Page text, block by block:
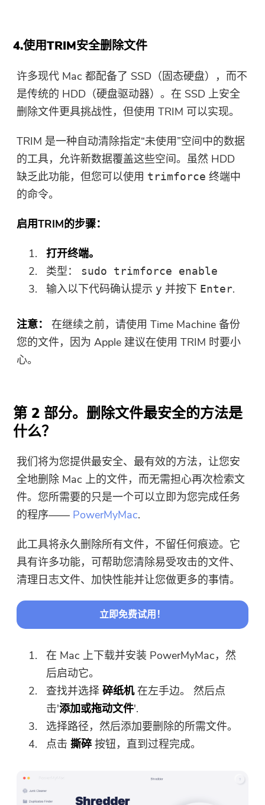
4.使用TRIM安全删除文件
许多现代 Mac 都配备了 SSD（固态硬盘），而不
是传统的 HDD（硬盘驱动器）。在 SSD 上安全
删除文件更具挑战性，但使用 TRIM 可以实现。
TRIM 是一种自动清除指定“未使用”空间中的数据
的工具，允许新数据覆盖这些空间。虽然 HDD
缺乏此功能，但您可以使用 trimforce 终端中
的命令。
启用TRIM的步骤：
打开终端。
类型： sudo trimforce enable
输入以下代码确认提示 y 并按下 Enter.
注意：
在继续之前，请使用 Time Machine 备份
您的文件，因为 Apple 建议在使用 TRIM 时要小
心。
第 2 部分。删除文件最安全的方法是
什么？
我们将为您提供最安全、最有效的方法，让您安
全地删除 Mac 上的文件，而无需担心再次检索文
件。您所需要的只是一个可以立即为您完成任务
的程序—— PowerMyMac.
此工具将永久删除所有文件，不留任何痕迹。它
具有许多功能，可帮助您清除易受攻击的文件、
清理日志文件、加快性能并让您做更多的事情。
立即免费试用！
在 Mac 上下载并安装 PowerMyMac，然
后启动它。
查找并选择碎纸机在左手边。 然后点
击'添加或拖动文件'.
选择路径，然后添加要删除的所需文件。
点击撕碎 按钮，直到过程完成。
件，请点击
提交表单
感谢您的订阅！
感谢您的订阅！
电子邮件 user@email.com。 您也可
立即购买